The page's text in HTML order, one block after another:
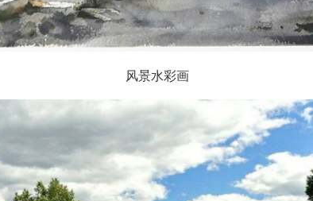
风景水彩画